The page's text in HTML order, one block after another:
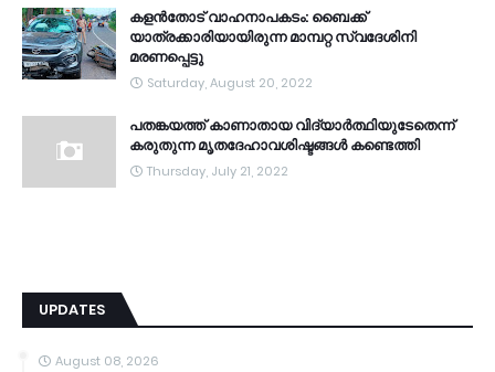
കളൻതോട് വാഹനാപകടം: ബൈക്ക്
യാത്രക്കാരിയായിരുന്ന മാമ്പറ്റ സ്വദേശിനി
മരണപ്പെട്ടു
Saturday, August 20, 2022
പതങ്കയത്ത് കാണാതായ വിദ്യാർത്ഥിയുടേതെന്ന്
കരുതുന്ന മൃതദേഹാവശിഷ്ടങ്ങൾ കണ്ടെത്തി
Thursday, July 21, 2022
UPDATES
August 08, 2026